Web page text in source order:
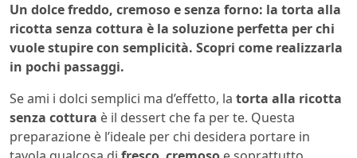
Un dolce freddo, cremoso e senza forno: la torta alla
ricotta senza cottura è la soluzione perfetta per chi
vuole stupire con semplicità. Scopri come realizzarla
in pochi passaggi.
Se ami i dolci semplici ma d’effetto, la torta alla ricotta
senza cottura è il dessert che fa per te. Questa
preparazione è l’ideale per chi desidera portare in